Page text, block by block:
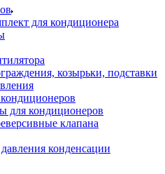
для кондиционера
козырьки, подставки
для кондиционеров
клапана
конденсации